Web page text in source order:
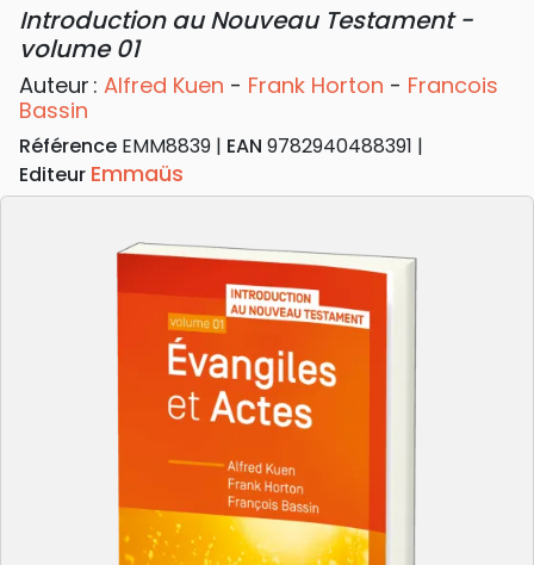
Introduction au Nouveau Testament -
volume 01
Auteur : Alfred Kuen - Frank Horton - Francois
Bassin
Référence EMM8839 EAN 9782940488391
Editeur Emmaüs